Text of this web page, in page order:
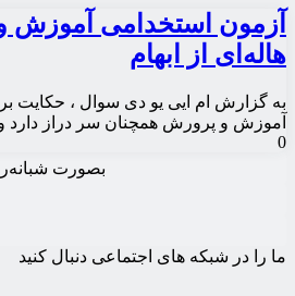
هاله‌ای از ابهام
به گزارش ام ایی یو دی سوال ، حکایت
آموزش و پرورش همچنان سر دراز دارد
0
بصورت
ما را در شبکه های اجتماعی دنبال کنید